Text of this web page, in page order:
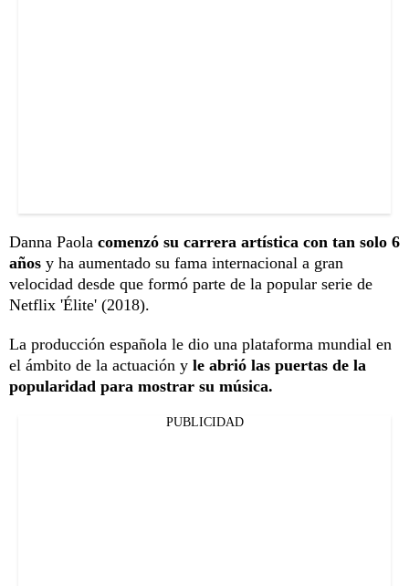
Danna Paola comenzó su carrera artística con tan solo 6
años y ha aumentado su fama internacional a gran
velocidad desde que formó parte de la popular serie de
Netflix 'Élite' (2018).
La producción española le dio una plataforma mundial en
el ámbito de la actuación y le abrió las puertas de la
popularidad para mostrar su música.
PUBLICIDAD